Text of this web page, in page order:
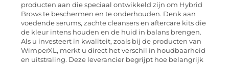
producten aan die speciaal ontwikkeld zijn om Hybrid
Brows te beschermen en te onderhouden. Denk aan
voedende serums, zachte cleansers en aftercare kits die
de kleur intens houden en de huid in balans brengen.
Als u investeert in kwaliteit, zoals bij de producten van
WimperXL, merkt u direct het verschil in houdbaarheid
en uitstraling. Deze leverancier begrijpt hoe belangrijk